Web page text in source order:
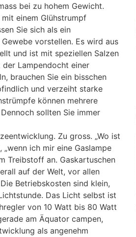
bei zu hohem Gewicht.
einem Glühstrumpf
Sie sich als ein
vorstellen. Es wird aus
und ist mit speziellen Salzen
Lampendocht einer
brauchen Sie ein bisschen
und verzeiht starke
können mehrere
sollten Sie immer
Zu gross. „Wo ist
ich mir eine Gaslampe
Treibstoff an. Gaskartuschen
auf der Welt, vor allen
Betriebskosten sind klein,
Das Licht selbst ist
von 10 Watt bis 80 Watt
am Äquator campen,
als angenehm